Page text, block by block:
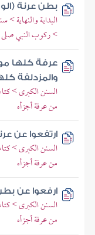
بطن عرنة
البداية والنهاية
> ركوب النبي صلى
عرفة كلها
والمزدلفة
السنن الكبرى >
من عرفة أجزأه
ارتفعوا عن
السنن الكبرى >
من عرفة أجزأه
ارفعوا عن
السنن الكبرى >
من عرفة أجزأه